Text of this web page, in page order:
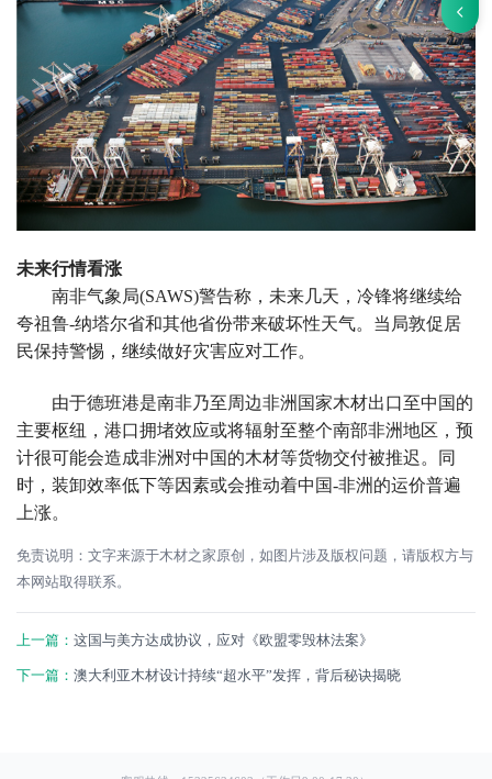
未来行情看涨
南非气象局(SAWS)警告称，未来几天，冷锋将继续给
夸祖鲁-纳塔尔省和其他省份带来破坏性天气。当局敦促居
民保持警惕，继续做好灾害应对工作。
由于德班港是南非乃至周边非洲国家木材出口至中国的
主要枢纽，港口拥堵效应或将辐射至整个南部非洲地区，预
计很可能会造成非洲对中国的木材等货物交付被推迟。同
时，装卸效率低下等因素或会推动着中国-非洲的运价普遍
上涨。
免责说明：文字来源于木材之家原创，如图片涉及版权问题，请版权方与
本网站取得联系。
上一篇： 这国与美方达成协议，应对《欧盟零毁林法案》
下一篇： 澳大利亚木材设计持续“超水平”发挥，背后秘诀揭晓